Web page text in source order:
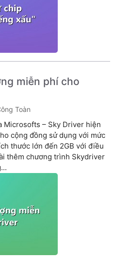
miễn phí cho
Toàn
Microsofts – Sky Driver hiện
cộng đồng sử dụng với mức
thước lớn đến 2GB với điều
thêm chương trình Skydriver